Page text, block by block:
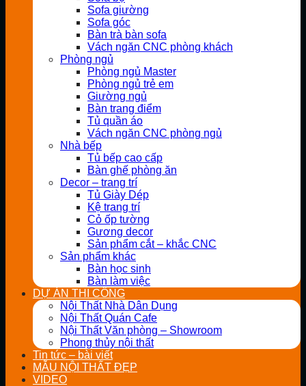
Sofa giường
Sofa góc
Bàn trà bàn sofa
Vách ngăn CNC phòng khách
Phòng ngủ
Phòng ngủ Master
Phòng ngủ trẻ em
Giường ngủ
Bàn trang điểm
Tủ quần áo
Vách ngăn CNC phòng ngủ
Nhà bếp
Tủ bếp cao cấp
Bàn ghế phòng ăn
Decor – trang trí
Tủ Giày Dép
Kệ trang trí
Cỏ ốp tường
Gương decor
Sản phẩm cắt – khắc CNC
Sản phẩm khác
Bàn học sinh
Bàn làm việc
DỰ ÁN THI CÔNG
Nội Thất Nhà Dân Dụng
Nội Thất Quán Cafe
Nội Thất Văn phòng – Showroom
Phong thủy nội thất
Tin tức – bài viết
MẪU NỘI THẤT ĐẸP
VIDEO